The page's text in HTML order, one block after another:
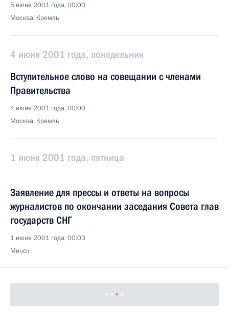
5 июня 2001 года, 00:00
Москва, Кремль
4 июня 2001 года, понедельник
Вступительное слово на совещании с членами
Правительства
4 июня 2001 года, 00:00
Москва, Кремль
1 июня 2001 года, пятница
Заявление для прессы и ответы на вопросы
журналистов по окончании заседания Совета глав
государств СНГ
1 июня 2001 года, 00:03
Минск